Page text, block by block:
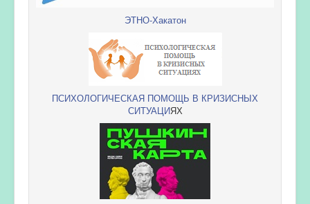
ЭТНО-Хакатон
ПСИХОЛОГИЧЕСКАЯ ПОМОЩЬ В КРИЗИСНЫХ
СИТУАЦИЯХ